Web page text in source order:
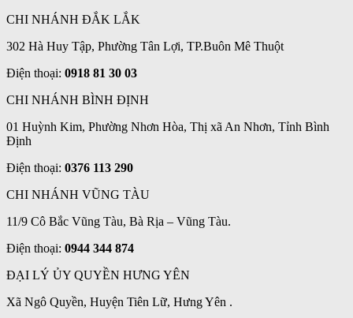
CHI NHÁNH ĐẮK LẮK
302 Hà Huy Tập, Phường Tân Lợi, TP.Buôn Mê Thuột
Điện thoại: 0918 81 30 03
CHI NHÁNH BÌNH ĐỊNH
01 Huỳnh Kim, Phường Nhơn Hòa, Thị xã An Nhơn, Tỉnh Bình
Định
Điện thoại: 0376 113 290
CHI NHÁNH VŨNG TÀU
11/9 Cô Bắc Vũng Tàu, Bà Rịa – Vũng Tàu.
Điện thoại: 0944 344 874
ĐẠI LÝ ỦY QUYỀN HƯNG YÊN
Xã Ngô Quyền, Huyện Tiên Lữ, Hưng Yên .